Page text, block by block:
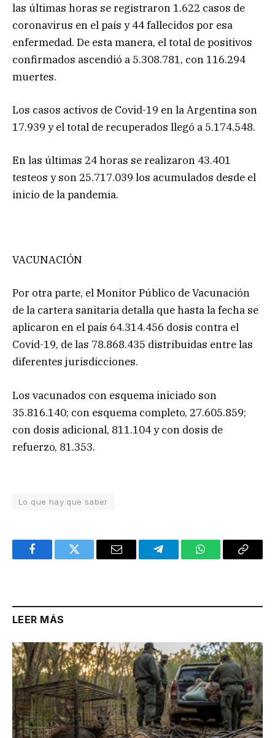
las últimas horas se registraron 1.622 casos de
coronavirus en el país y 44 fallecidos por esa
enfermedad. De esta manera, el total de positivos
confirmados ascendió a 5.308.781, con 116.294
muertes.
Los casos activos de Covid-19 en la Argentina son
17.939 y el total de recuperados llegó a 5.174.548.
En las últimas 24 horas se realizaron 43.401
testeos y son 25.717.039 los acumulados desde el
inicio de la pandemia.
VACUNACIÓN
Por otra parte, el Monitor Público de Vacunación
de la cartera sanitaria detalla que hasta la fecha se
aplicaron en el país 64.314.456 dosis contra el
Covid-19, de las 78.868.435 distribuidas entre las
diferentes jurisdicciones.
Los vacunados con esquema iniciado son
35.816.140; con esquema completo, 27.605.859;
con dosis adicional, 811.104 y con dosis de
refuerzo, 81.353.
Lo que hay que saber
FacebookTwitter Email TelegramWhatsAppCopy
LEER MÁS